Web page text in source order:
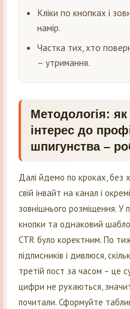
Кліки по кнопках і
намір.
Частка тих, хто
– утримання.
Методологія:
інтерес до
шпигунства –
Далі йдемо по кроках,
свій інвайт на канал і
зовнішнього розміщення. У
кнопки та однаковий
CTR було коректним. По
підписників і дивлюся,
третій пост за часом – це
цифри не рухаються,
почитали. Сформуйте